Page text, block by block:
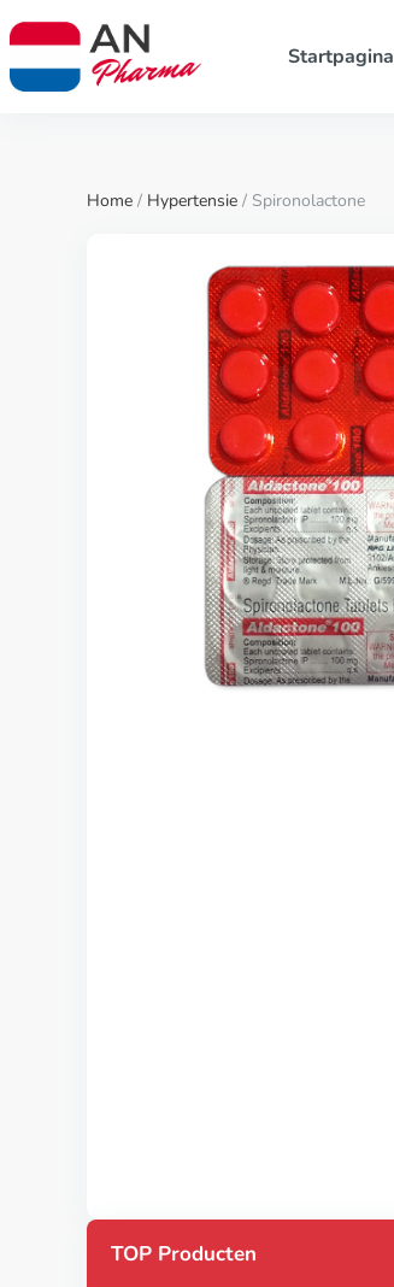
Startpagina
Home / Hypertensie / Spironolactone
TOP Producten